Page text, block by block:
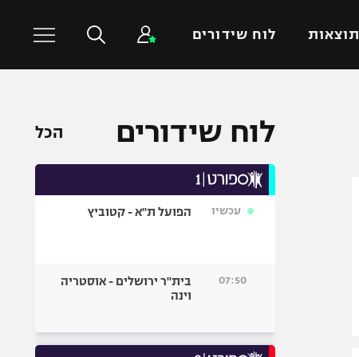
תוצאות לוח שידורים
כדורסל עולמי
כדורעף
ספורט אולימפי
היאבקות WWE
לוח שידורים הכל
עכשיו הפועל ת"א - קטוביץ
07:50
בית"ר ירושלים - אוסטריה
וינה